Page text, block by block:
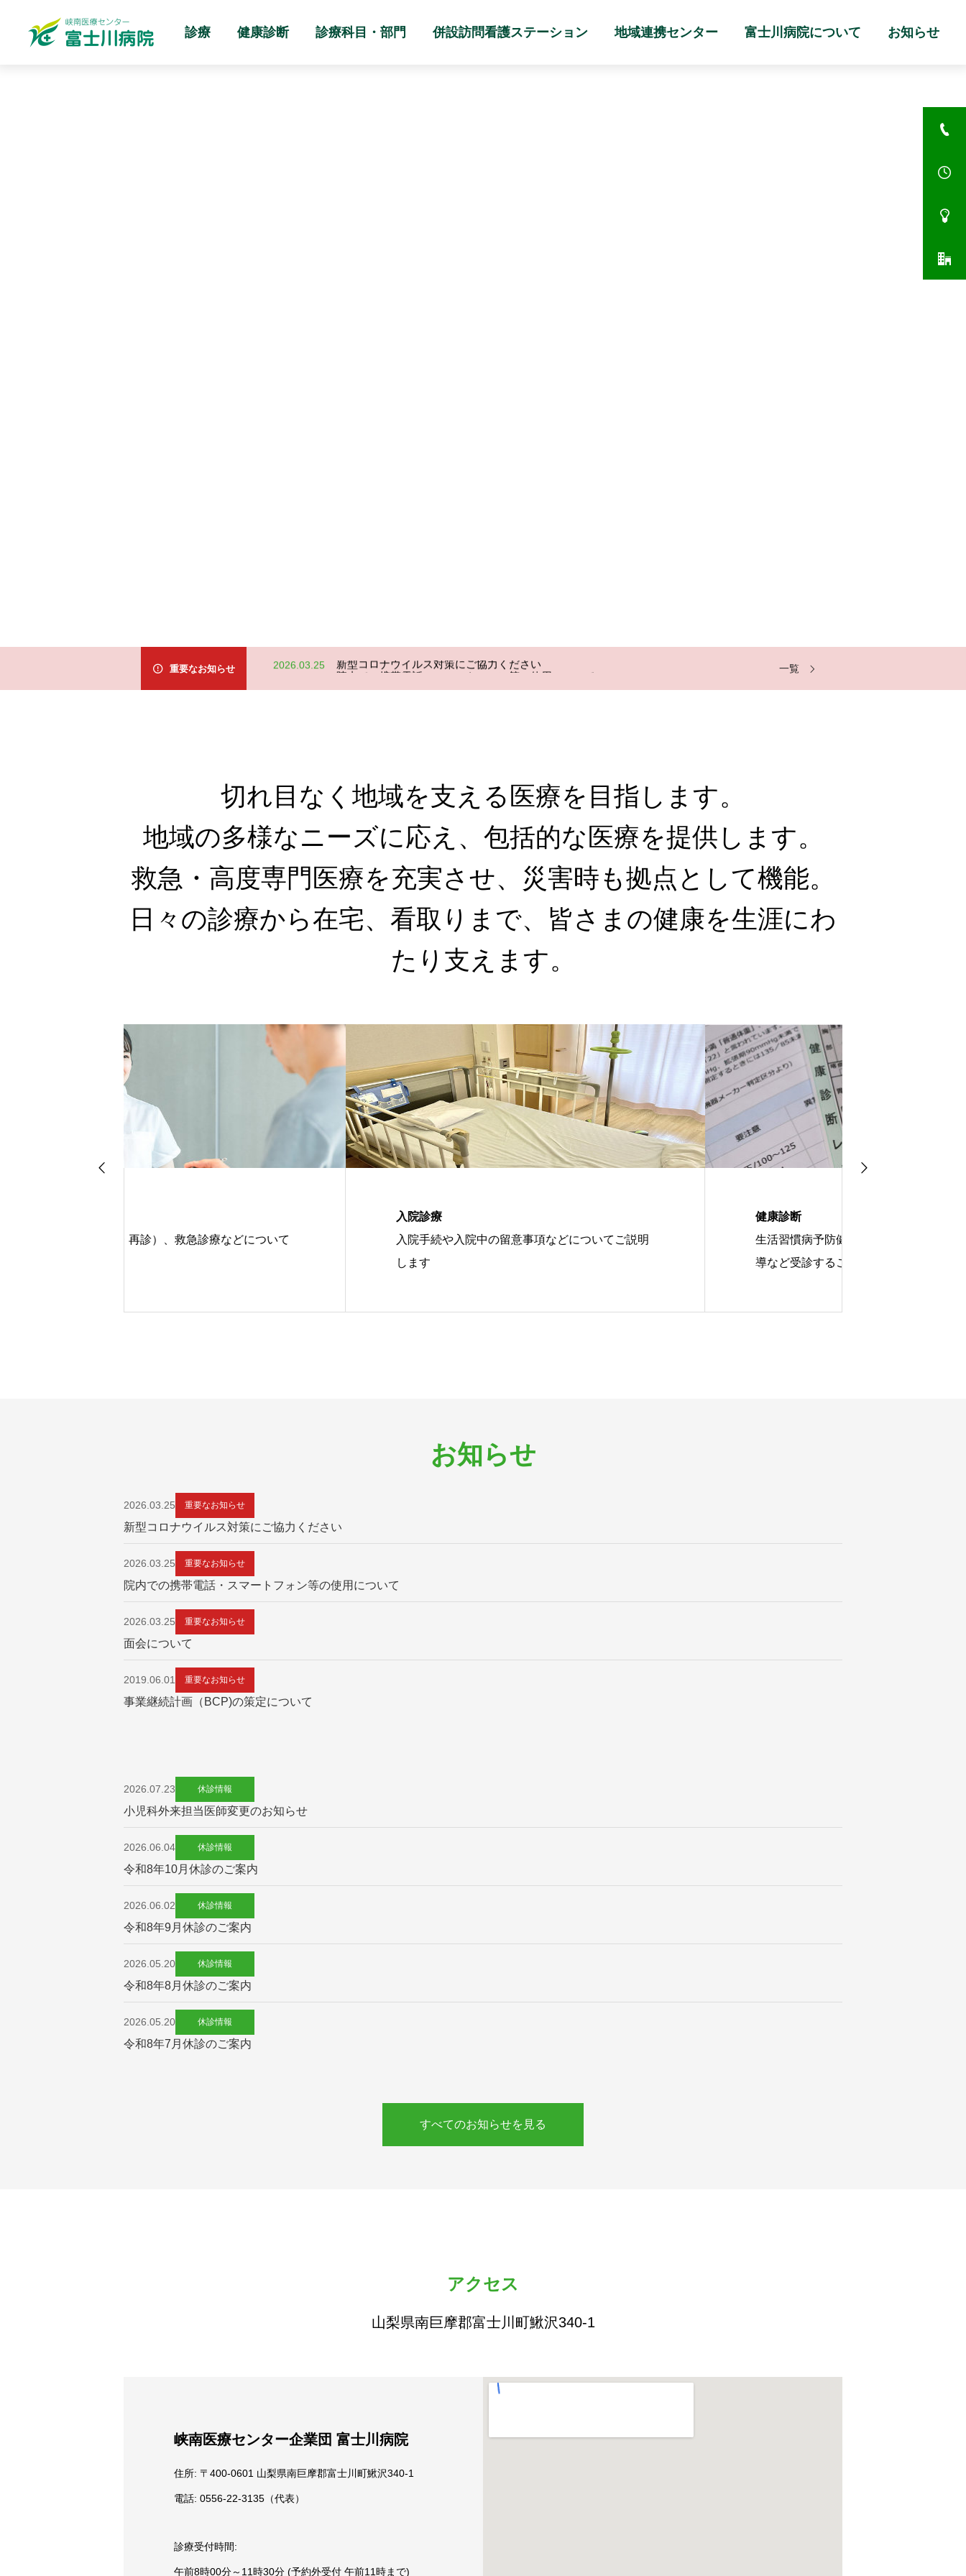
診療 健康診断 診療科目・部門 併設訪問看護ステーション 地域連携センター 富士川病院について お知らせ
重要なお知らせ 2026.03.25 院内での携帯電話・スマートフォン等の使用について
2019.06.01 事業継続計画（BCP)の策定について
一覧
切れ目なく地域を支える医療を目指します。
地域の多様なニーズに応え、包括的な医療を提供します。
救急・高度専門医療を充実させ、災害時も拠点として機能。
日々の診療から在宅、看取りまで、皆さまの健康を生涯にわ
たり支えます。
入院手続や入院中の留意事項などについてご説明
生活習慣病予防健診や特定健康診査、特定保健指
お知らせ
2026.03.25 重要なお知らせ
新型コロナウイルス対策にご協力ください
2026.03.25 重要なお知らせ
院内での携帯電話・スマートフォン等の使用について
2026.03.25 重要なお知らせ
面会について
2019.06.01 重要なお知らせ
事業継続計画（BCP)の策定について
2026.07.23 休診情報
小児科外来担当医師変更のお知らせ
2026.06.04 休診情報
令和8年10月休診のご案内
2026.06.02 休診情報
令和8年9月休診のご案内
2026.05.20 休診情報
令和8年8月休診のご案内
2026.05.20 休診情報
令和8年7月休診のご案内
すべてのお知らせを見る
アクセス
山梨県南巨摩郡富士川町鰍沢340-1
峡南医療センター企業団 富士川病院
住所: 〒400-0601 山梨県南巨摩郡富士川町鰍沢340-1
電話: 0556-22-3135（代表）
診療受付時間:
午前8時00分～11時30分 (予約外受付 午前11時まで)